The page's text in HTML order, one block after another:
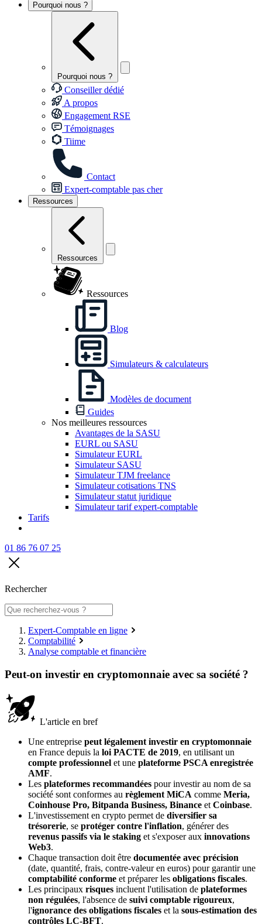
Pourquoi nous ?
Pourquoi nous ?
Conseiller dédié
A propos
Engagement RSE
Témoignages
Tiime
Contact
Expert-comptable pas cher
Ressources
Ressources
Ressources
Blog
Simulateurs & calculateurs
Modèles de document
Guides
Nos meilleures ressources
Avantages de la SASU
EURL ou SASU
Simulateur EURL
Simulateur SASU
Simulateur TJM freelance
Simulateur cotisations TNS
Simulateur statut juridique
Simulateur tarif expert-comptable
Tarifs
01 86 76 07 25
Rechercher
Expert-Comptable en ligne
Comptabilité
Analyse comptable et financière
Peut-on investir en cryptomonnaie avec sa société ?
L'article en bref
Une entreprise peut légalement investir en cryptomonnaie
en France depuis la loi PACTE de 2019, en utilisant un
compte professionnel et une plateforme PSCA enregistrée
AMF.
Les plateformes recommandées pour investir au nom de sa
société sont conformes au règlement MiCA comme Meria,
Coinhouse Pro, Bitpanda Business, Binance et Coinbase.
L'investissement en crypto permet de diversifier sa
trésorerie, se protéger contre l'inflation, générer des
revenus passifs via le staking et s'exposer aux innovations
Web3.
Chaque transaction doit être documentée avec précision
(date, quantité, frais, contre-valeur en euros) pour garantir une
comptabilité conforme et préparer les obligations fiscales.
Les principaux risques incluent l'utilisation de plateformes
non régulées, l'absence de suivi comptable rigoureux,
l'ignorance des obligations fiscales et la sous-estimation des
contrôles LC-BFT.